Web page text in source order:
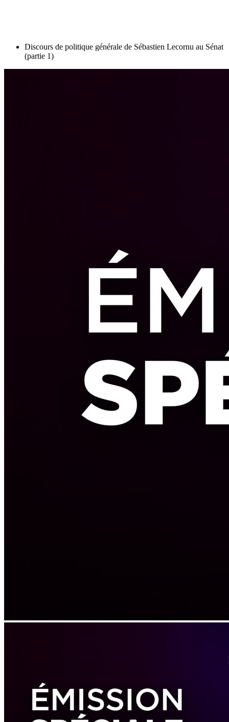
Discours de politique générale de Sébastien Lecornu au Sénat
(partie 1)